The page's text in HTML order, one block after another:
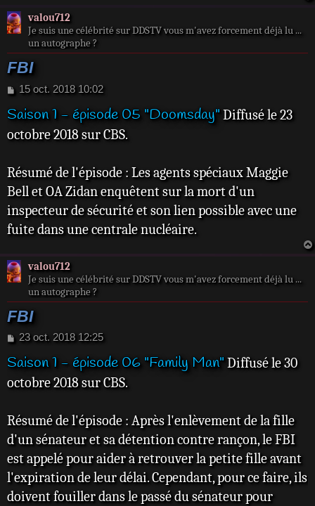
valou712
Je suis une célébrité sur DDSTV vous m'avez forcement déjà lu ...
un autographe ?
FBI
M
s
a
e
15 oct. 2018 10:02
Saison 1 - épisode 05 "Doomsday" Diffusé le 23
octobre 2018 sur CBS.
Résumé de l'épisode : Les agents spéciaux Maggie
Bell et OA Zidan enquêtent sur la mort d'un
inspecteur de sécurité et son lien possible avec une
fuite dans une centrale nucléaire.
valou712
Je suis une célébrité sur DDSTV vous m'avez forcement déjà lu ...
un autographe ?
FBI
M
s
a
e
23 oct. 2018 12:25
Saison 1 - épisode 06 "Family Man" Diffusé le 30
octobre 2018 sur CBS.
Résumé de l'épisode : Après l'enlèvement de la fille
d'un sénateur et sa détention contre rançon, le FBI
est appelé pour aider à retrouver la petite fille avant
l'expiration de leur délai. Cependant, pour ce faire, ils
doivent fouiller dans le passé du sénateur pour